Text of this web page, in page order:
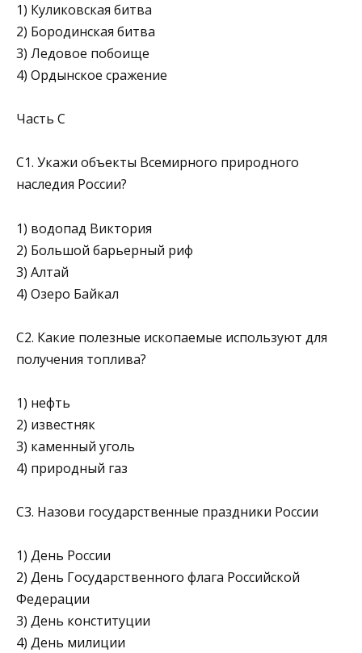
1) Куликовская битва
2) Бородинская битва
3) Ледовое побоище
4) Ордынское сражение
Часть С
С1. Укажи объекты Всемирного природного
наследия России?
1) водопад Виктория
2) Большой барьерный риф
3) Алтай
4) Озеро Байкал
C2. Какие полезные ископаемые используют для
получения топлива?
1) нефть
2) известняк
3) каменный уголь
4) природный газ
С3. Назови государственные праздники России
1) День России
2) День Государственного флага Российской
Федерации
3) День конституции
4) День милиции